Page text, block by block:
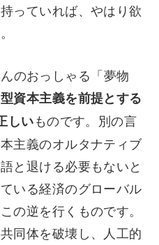
っていれば、やはり欲
のおっしゃる「夢物
資本主義を前提とする
しいものです。別の言
主義のオルタナティブ
と退ける必要もないと
いる経済のグローバル
の逆を行くものです。
同体を破壊し、人工的